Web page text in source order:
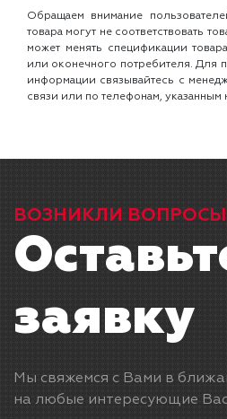
Обращаем внимание
товара могут не соответствовать
может менять спецификации
или оконечного потребителя. Для
информации связывайтесь с
связи или по телефонам, указанным
ВОЗНИКЛИ
заявку
Мы свяжемся с Вами в
на любые интересующие